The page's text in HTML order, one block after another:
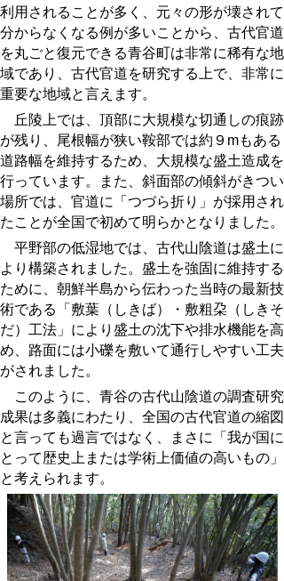
利用されることが多く、元々の形が壊されて
分からなくなる例が多いことから、古代官道
を丸ごと復元できる青谷町は非常に稀有な地
域であり、古代官道を研究する上で、非常に
重要な地域と言えます。
丘陵上では、頂部に大規模な切通しの痕跡
が残り、尾根幅が狭い鞍部では約９mもある
道路幅を維持するため、大規模な盛土造成を
行っています。また、斜面部の傾斜がきつい
場所では、官道に「つづら折り」が採用され
たことが全国で初めて明らかとなりました。
平野部の低湿地では、古代山陰道は盛土に
より構築されました。盛土を強固に維持する
ために、朝鮮半島から伝わった当時の最新技
術である「敷葉（しきば）・敷粗朶（しきそ
だ）工法」により盛土の沈下や排水機能を高
め、路面には小礫を敷いて通行しやすい工夫
がされました。
このように、青谷の古代山陰道の調査研究
成果は多義にわたり、全国の古代官道の縮図
と言っても過言ではなく、まさに「我が国に
とって歴史上または学術上価値の高いもの」
と考えられます。